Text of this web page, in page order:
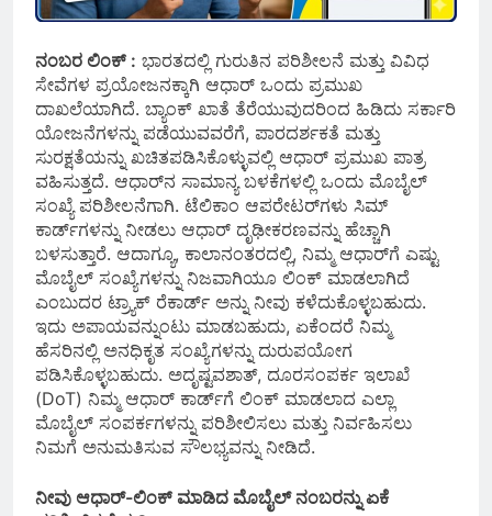
ನಂಬರ ಲಿಂಕ್ : ಭಾರತದಲ್ಲಿ ಗುರುತಿನ ಪರಿಶೀಲನೆ ಮತ್ತು ವಿವಿಧ
ಸೇವೆಗಳ ಪ್ರಯೋಜನಕ್ಕಾಗಿ ಆಧಾರ್ ಒಂದು ಪ್ರಮುಖ
ದಾಖಲೆಯಾಗಿದೆ. ಬ್ಯಾಂಕ್ ಖಾತೆ ತೆರೆಯುವುದರಿಂದ ಹಿಡಿದು ಸರ್ಕಾರಿ
ಯೋಜನೆಗಳನ್ನು ಪಡೆಯುವವರೆಗೆ, ಪಾರದರ್ಶಕತೆ ಮತ್ತು
ಸುರಕ್ಷತೆಯನ್ನು ಖಚಿತಪಡಿಸಿಕೊಳ್ಳುವಲ್ಲಿ ಆಧಾರ್ ಪ್ರಮುಖ ಪಾತ್ರ
ವಹಿಸುತ್ತದೆ. ಆಧಾರ್‌ನ ಸಾಮಾನ್ಯ ಬಳಕೆಗಳಲ್ಲಿ ಒಂದು ಮೊಬೈಲ್
ಸಂಖ್ಯೆ ಪರಿಶೀಲನೆಗಾಗಿ. ಟೆಲಿಕಾಂ ಆಪರೇಟರ್‌ಗಳು ಸಿಮ್
ಕಾರ್ಡ್‌ಗಳನ್ನು ನೀಡಲು ಆಧಾರ್ ದೃಢೀಕರಣವನ್ನು ಹೆಚ್ಚಾಗಿ
ಬಳಸುತ್ತಾರೆ. ಆದಾಗ್ಯೂ, ಕಾಲಾನಂತರದಲ್ಲಿ, ನಿಮ್ಮ ಆಧಾರ್‌ಗೆ ಎಷ್ಟು
ಮೊಬೈಲ್ ಸಂಖ್ಯೆಗಳನ್ನು ನಿಜವಾಗಿಯೂ ಲಿಂಕ್ ಮಾಡಲಾಗಿದೆ
ಎಂಬುದರ ಟ್ರ್ಯಾಕ್ ರೆಕಾರ್ಡ್ ಅನ್ನು ನೀವು ಕಳೆದುಕೊಳ್ಳಬಹುದು.
ಇದು ಅಪಾಯವನ್ನುಂಟು ಮಾಡಬಹುದು, ಏಕೆಂದರೆ ನಿಮ್ಮ
ಹೆಸರಿನಲ್ಲಿ ಅನಧಿಕೃತ ಸಂಖ್ಯೆಗಳನ್ನು ದುರುಪಯೋಗ
ಪಡಿಸಿಕೊಳ್ಳಬಹುದು. ಅದೃಷ್ಟವಶಾತ್, ದೂರಸಂಪರ್ಕ ಇಲಾಖೆ
(DoT) ನಿಮ್ಮ ಆಧಾರ್ ಕಾರ್ಡ್‌ಗೆ ಲಿಂಕ್ ಮಾಡಲಾದ ಎಲ್ಲಾ
ಮೊಬೈಲ್ ಸಂಪರ್ಕಗಳನ್ನು ಪರಿಶೀಲಿಸಲು ಮತ್ತು ನಿರ್ವಹಿಸಲು
ನಿಮಗೆ ಅನುಮತಿಸುವ ಸೌಲಭ್ಯವನ್ನು ನೀಡಿದೆ.
ನೀವು ಆಧಾರ್-ಲಿಂಕ್ ಮಾಡಿದ ಮೊಬೈಲ್ ನಂಬರನ್ನು ಏಕೆ